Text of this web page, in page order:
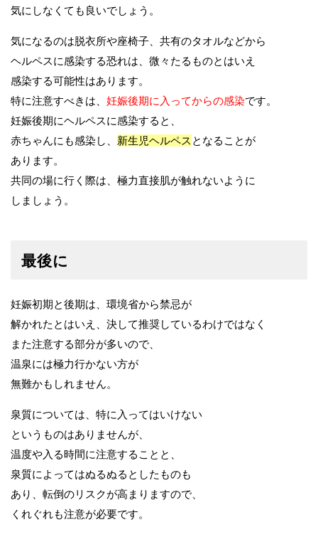
気にしなくても良いでしょう。
気になるのは脱衣所や座椅子、共有のタオルなどから
ヘルペスに感染する恐れは、微々たるものとはいえ
感染する可能性はあります。
特に注意すべきは、 妊娠後期に入ってからの感染です。
妊娠後期にヘルペスに感染すると、
赤ちゃんにも感染し、 新生児ヘルペス となることが
あります。
共同の場に行く際は、極力直接肌が触れないように
しましょう。
最後に
妊娠初期と後期は、環境省から禁忌が
解かれたとはいえ、決して推奨しているわけではなく
また注意する部分が多いので、
温泉には極力行かない方が
無難かもしれません。
泉質については、特に入ってはいけない
というものはありませんが、
温度や入る時間に注意することと、
泉質によってはぬるぬるとしたものも
あり、転倒のリスクが高まりますので、
くれぐれも注意が必要です。